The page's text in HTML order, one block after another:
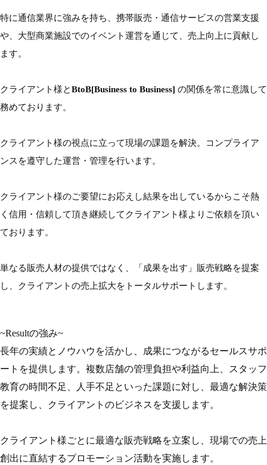
特に通信業界に強みを持ち、携帯販売・通信サービスの営業支援
や、大型商業施設でのイベント運営を通じて、売上向上に貢献し
ます。
クライアント様とBtoB[Business to Business] の関係を常に意識して
務めております。
クライアント様の視点に立って現場の課題を解決。コンプライア
ンスを遵守した運営・管理を行います。
クライアント様のご要望にお応えし結果を出しているからこそ熱
く信用・信頼して頂き継続してクライアント様よりご依頼を頂い
ております。
単なる販売人材の提供ではなく、「成果を出す」販売戦略を提案
し、クライアントの売上拡大をトータルサポートします。
~Resultの強み~
長年の実績とノウハウを活かし、成果につながるセールスサポ
ートを提供します。複数店舗の管理負担や利益向上、スタッフ
教育の時間不足、人手不足といった課題に対し、最適な解決策
を提案し、クライアントのビジネスを支援します。
クライアント様ごとに最適な販売戦略を立案し、現場での売上
創出に直結するプロモーション活動を実施します。